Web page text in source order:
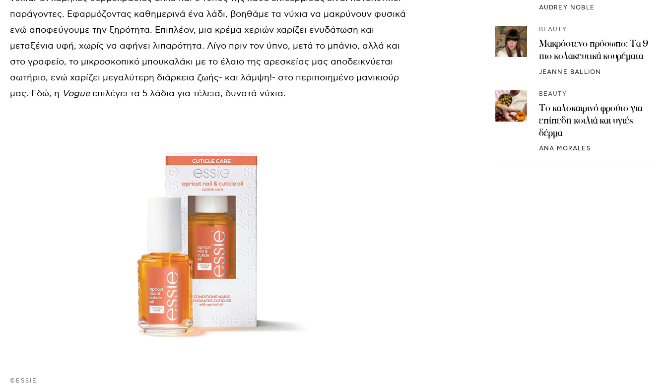
παράγοντες. Εφαρμόζοντας καθημερινά ένα λάδι, βοηθάμε τα νύχια να μακρύνουν φυσικά
ενώ αποφεύγουμε την ξηρότητα. Επιπλέον, μια κρέμα χεριών χαρίζει ενυδάτωση και
μεταξένια υφή, χωρίς να αφήνει λιπαρότητα. Λίγο πριν τον ύπνο, μετά το μπάνιο, αλλά και
στο γραφείο, το μικροσκοπικό μπουκαλάκι με το έλαιο της αρεσκείας μας αποδεικνύεται
σωτήριο, ενώ χαρίζει μεγαλύτερη διάρκεια ζωής- και λάμψη!- στο περιποιημένο μανικιούρ
μας. Εδώ, η Vogueεπιλέγει τα 5 λάδια για τέλεια, δυνατά νύχια.
©ESSIE
AUDREY NOBLE
BEAUTY
Μακρόστενο πρόσωπο: Τα 9
πιο κολακευτικά κουρέματα
JEANNE BALLION
BEAUTY
Το καλοκαιρινό φρούτο για
επίπεδη κοιλιά και υγιές
δέρμα
ANA MORALES